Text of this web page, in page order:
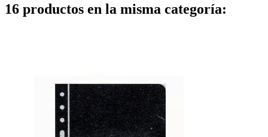
16 productos en la misma categoría: